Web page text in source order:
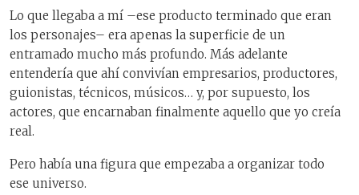
Lo que llegaba a mí –ese producto terminado que eran
los personajes– era apenas la superficie de un
entramado mucho más profundo. Más adelante
entendería que ahí convivían empresarios, productores,
guionistas, técnicos, músicos… y, por supuesto, los
actores, que encarnaban finalmente aquello que yo creía
real.
Pero había una figura que empezaba a organizar todo
ese universo.